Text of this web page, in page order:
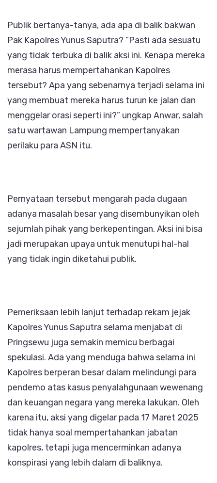
Publik bertanya-tanya, ada apa di balik bakwan
Pak Kapolres Yunus Saputra? “Pasti ada sesuatu
yang tidak terbuka di balik aksi ini. Kenapa mereka
merasa harus mempertahankan Kapolres
tersebut? Apa yang sebenarnya terjadi selama ini
yang membuat mereka harus turun ke jalan dan
menggelar orasi seperti ini?” ungkap Anwar, salah
satu wartawan Lampung mempertanyakan
perilaku para ASN itu.
Pernyataan tersebut mengarah pada dugaan
adanya masalah besar yang disembunyikan oleh
sejumlah pihak yang berkepentingan. Aksi ini bisa
jadi merupakan upaya untuk menutupi hal-hal
yang tidak ingin diketahui publik.
Pemeriksaan lebih lanjut terhadap rekam jejak
Kapolres Yunus Saputra selama menjabat di
Pringsewu juga semakin memicu berbagai
spekulasi. Ada yang menduga bahwa selama ini
Kapolres berperan besar dalam melindungi para
pendemo atas kasus penyalahgunaan wewenang
dan keuangan negara yang mereka lakukan. Oleh
karena itu, aksi yang digelar pada 17 Maret 2025
tidak hanya soal mempertahankan jabatan
kapolres, tetapi juga mencerminkan adanya
konspirasi yang lebih dalam di baliknya.